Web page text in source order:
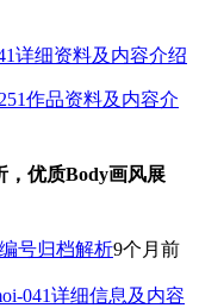
详细资料及内容介绍
作品资料及内容介
，优质Body画风展
号归档解析9个月前
041详细信息及内容